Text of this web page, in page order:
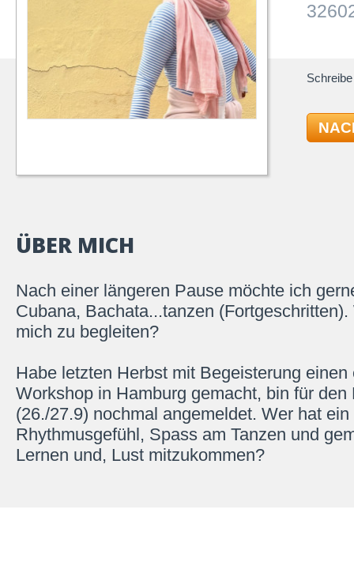
ÜBER MICH
Nach einer längeren Pause möchte ich
Cubana, Bachata...tanzen
mich zu begleiten?
Habe letzten Herbst mit Begeisterung
Workshop in Hamburg gemacht, bin für den
(26./27.9) nochmal angemeldet. Wer hat ein
Rhythmusgefühl, Spass am Tanzen und
Lernen und, Lust mitzukommen?